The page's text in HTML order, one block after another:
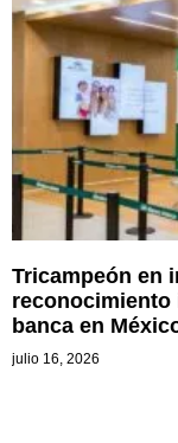
Tricampeón en
reconocimiento
banca en
julio 16, 2026